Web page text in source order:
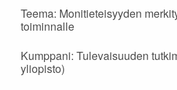
Teema: Monitieteisyyden
toiminnalle
Kumppani: Tulevaisuuden
yliopisto)